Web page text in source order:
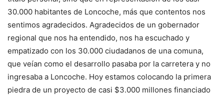
30.000 habitantes de Loncoche, más que contentos nos
sentimos agradecidos. Agradecidos de un gobernador
regional que nos ha entendido, nos ha escuchado y
empatizado con los 30.000 ciudadanos de una comuna,
que veían como el desarrollo pasaba por la carretera y no
ingresaba a Loncoche. Hoy estamos colocando la primera
piedra de un proyecto de casi $3.000 millones financiado